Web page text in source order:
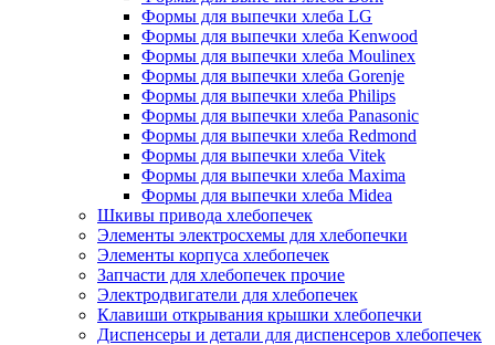
Формы для выпечки хлеба LG
Формы для выпечки хлеба Kenwood
Формы для выпечки хлеба Moulinex
Формы для выпечки хлеба Gorenje
Формы для выпечки хлеба Philips
Формы для выпечки хлеба Panasonic
Формы для выпечки хлеба Redmond
Формы для выпечки хлеба Vitek
Формы для выпечки хлеба Maxima
Формы для выпечки хлеба Midea
Шкивы привода хлебопечек
Элементы электросхемы для хлебопечки
Элементы корпуса хлебопечек
Запчасти для хлебопечек прочие
Электродвигатели для хлебопечек
Клавиши открывания крышки хлебопечки
Диспенсеры и детали для диспенсеров хлебопечек